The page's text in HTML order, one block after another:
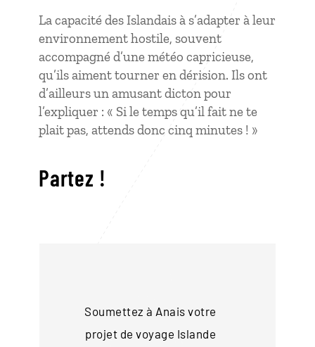
La capacité des Islandais à s’adapter à leur
environnement hostile, souvent
accompagné d’une météo capricieuse,
qu’ils aiment tourner en dérision. Ils ont
d’ailleurs un amusant dicton pour
l’expliquer : « Si le temps qu’il fait ne te
plait pas, attends donc cinq minutes ! »
Partez !
Soumettez à Anais votre
projet de voyage Islande